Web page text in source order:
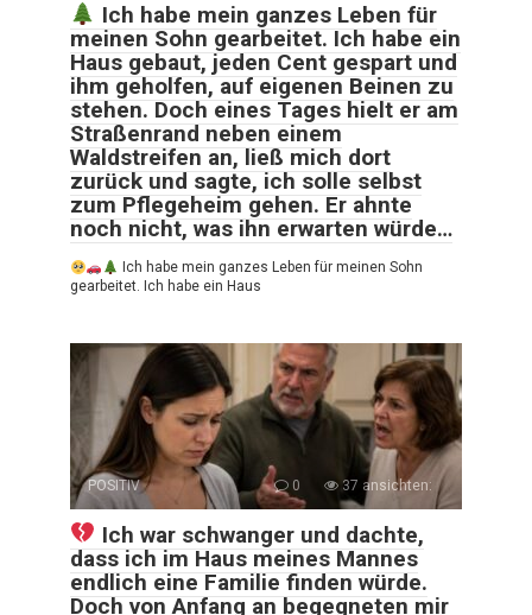
Ich habe mein ganzes Leben für
meinen Sohn gearbeitet. Ich habe ein
Haus gebaut, jeden Cent gespart und
ihm geholfen, auf eigenen Beinen zu
stehen. Doch eines Tages hielt er am
Straßenrand neben einem
Waldstreifen an, ließ mich dort
zurück und sagte, ich solle selbst
zum Pflegeheim gehen. Er ahnte
noch nicht, was ihn erwarten würde…
Ich habe mein ganzes Leben für meinen Sohn
gearbeitet. Ich habe ein Haus
POSITIV 0 37 ansichten:
Ich war schwanger und dachte,
dass ich im Haus meines Mannes
endlich eine Familie finden würde.
Doch von Anfang an begegneten mir